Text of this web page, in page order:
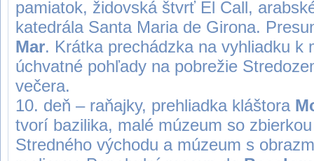
pamiatok, židovská štvrť El Call,
katedrála Santa Maria de Girona.
Mar. Krátka prechádzka na vyhliadku k
úchvatné pohľady na pobrežie
večera.
10. deň – raňajky, prehliadka kláštora
tvorí bazilika, malé múzeum so
Stredného východu a múzeum s